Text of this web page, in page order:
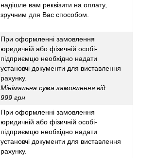
надішле вам реквізити на оплату,
зручним для Вас способом.
При оформленні замовлення
юридичній або фізичній особі-
підприємцю необхідно надати
установчі документи для виставлення
рахунку.
Мінімальна сума замовлення від
999 грн
При оформленні замовлення
юридичній або фізичній особі-
підприємцю необхідно надати
установчі документи для виставлення
рахунку.